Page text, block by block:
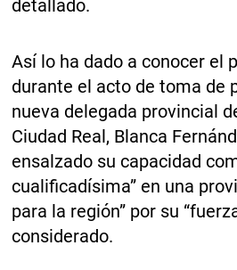
detallado.
Así lo ha dado a conocer el
durante el acto de toma de
nueva delegada provincial
Ciudad Real, Blanca
ensalzado su capacidad
cualificadísima” en una
para la región” por su
considerado.